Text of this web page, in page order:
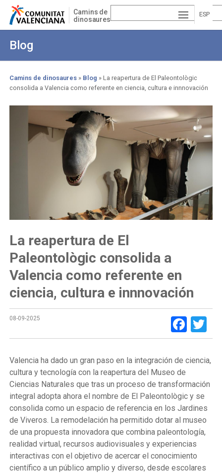
Pasar
contenido
Camins de
dinosaures
ESP
NCI
Blog
Sobrescribir
enlaces
ayuda
navegación
Camins de dinosaures Blog
La reapertura de El Paleontològic
consolida a Valencia como referente en ciencia, cultura e innnovación
La reapertura de El
Paleontològic consolida a
Valencia como referente en
ciencia, cultura e innnovación
08-09-2025
Valencia ha dado un gran paso en la integración de ciencia,
cultura y tecnología con la reapertura del Museo de
Ciencias Naturales que tras un proceso de transformación
integral adopta ahora el nombre de El Paleontològic y se
consolida como un espacio de referencia en los Jardines
de Viveros. La remodelación ha permitido dotar al museo
de una propuesta innovadora que combina paleontología,
realidad virtual, recursos audiovisuales y experiencias
interactivas con el objetivo de acercar el conocimiento
científico a un público amplio y diverso, desde escolares